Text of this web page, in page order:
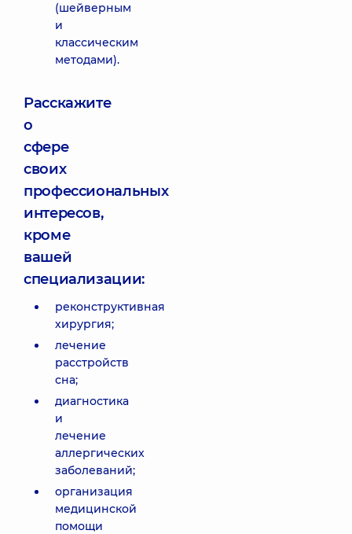
(шейверным
и
классическим
методами).
Расскажите
о
сфере
своих
профессиональных
интересов,
кроме
вашей
специализации:
реконструктивная
хирургия;
лечение
расстройств
сна;
диагностика
и
лечение
аллергических
заболеваний;
организация
медицинской
помощи